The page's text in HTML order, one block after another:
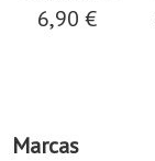
Marcas
6,90 €